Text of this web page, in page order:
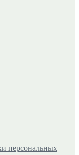
персональных